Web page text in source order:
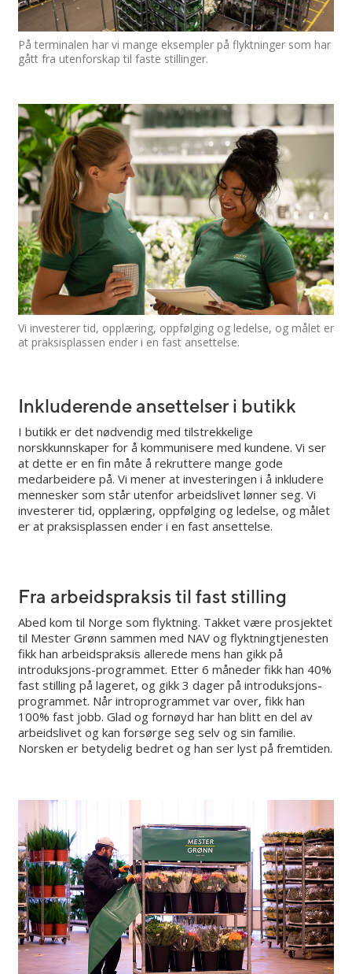
På terminalen har vi mange eksempler på flyktninger som har
gått fra utenforskap til faste stillinger.
Vi investerer tid, opplæring, oppfølging og ledelse, og målet er
at praksisplassen ender i en fast ansettelse.
Inkluderende ansettelser i butikk
I butikk er det nødvendig med tilstrekkelige
norskkunnskaper for å kommunisere med kundene. Vi ser
at dette er en fin måte å rekruttere mange gode
medarbeidere på. Vi mener at investeringen i å inkludere
mennesker som står utenfor arbeidslivet lønner seg. Vi
investerer tid, opplæring, oppfølging og ledelse, og målet
er at praksisplassen ender i en fast ansettelse.
Fra arbeidspraksis til fast stilling
Abed kom til Norge som flyktning. Takket være prosjektet
til Mester Grønn sammen med NAV og flyktningtjenesten
fikk han arbeidspraksis allerede mens han gikk på
introduksjons-programmet. Etter 6 måneder fikk han 40%
fast stilling på lageret, og gikk 3 dager på introduksjons-
programmet. Når introprogrammet var over, fikk han
100% fast jobb. Glad og fornøyd har han blitt en del av
arbeidslivet og kan forsørge seg selv og sin familie.
Norsken er betydelig bedret og han ser lyst på fremtiden.